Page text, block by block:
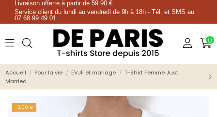
Livraison offerte à partir de 59.90 €
Service client du lundi au vendredi de 9h à 18h - Tél. et SMS au
07.68.99.49.01
0
Accueil Pour la vie EVJF et mariage
T-Shirt Femme Just
Married
-3,00 €